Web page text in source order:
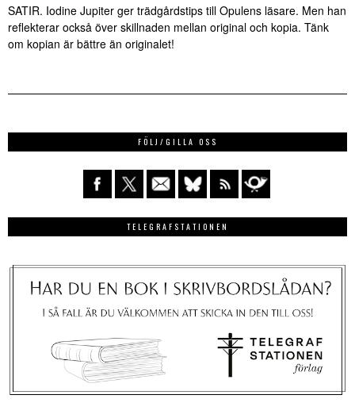
SATIR. Iodine Jupiter ger trädgårdstips till Opulens läsare. Men han
reflekterar också över skillnaden mellan original och kopia. Tänk
om kopian är bättre än originalet!
FÖLJ/GILLA OSS
TELEGRAFSTATIONEN